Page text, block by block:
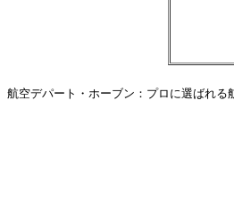
航空デパート・ホーブン：プロに選ばれ